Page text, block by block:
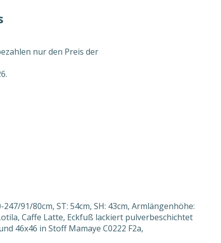
nur den Preis der
247/91/80cm, ST: 54cm, SH: 43cm, Armlängenhöhe:
Caffe Latte, Eckfuß lackiert pulverbeschichtet
46x46 in Stoff Mamaye C0222 F2a,